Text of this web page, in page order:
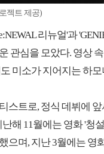
젝트 제공)
리뉴얼'과
관심을 모았다. 영상
미소가 지어지는 하
스트로, 정식 데뷔에
해 11월에는 영화 '청
으며, 지난 3월에는 영